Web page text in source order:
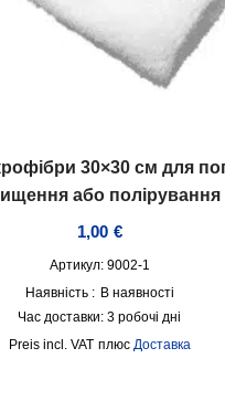
30×30 см для
або полірування
1,00 €
Артикул: 9002-1
Наявність : В наявності
Час доставки: 3 робочі дні
incl. VAT плюс Доставка